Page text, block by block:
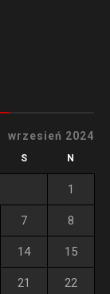
wrzesień 2024
S N
1
7 8
14 15
21 22